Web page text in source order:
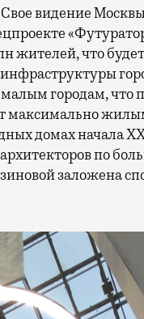
видение Москвы
жителей, что
городам, что
максимально
домах начала
по
заложена